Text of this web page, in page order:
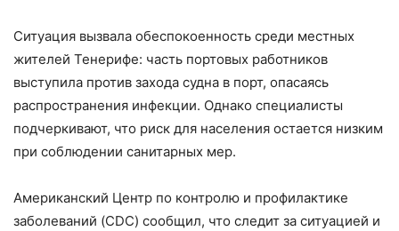
Ситуация вызвала обеспокоенность среди местных
жителей Тенерифе: часть портовых работников
выступила против захода судна в порт, опасаясь
распространения инфекции. Однако специалисты
подчеркивают, что риск для населения остается низким
при соблюдении санитарных мер.
Американский Центр по контролю и профилактике
заболеваний (CDC) сообщил, что следит за ситуацией и